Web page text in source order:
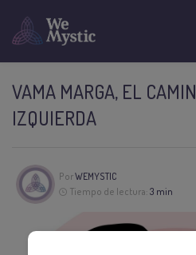
VAMA MARGA, EL
IZQUIERDA
PorWEMYSTIC
Tiempo de lectura: 3 min